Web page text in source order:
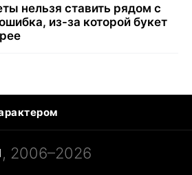
нельзя ставить рядом с
из-за которой букет
Тунцы в океанариуме
, 2006–2026